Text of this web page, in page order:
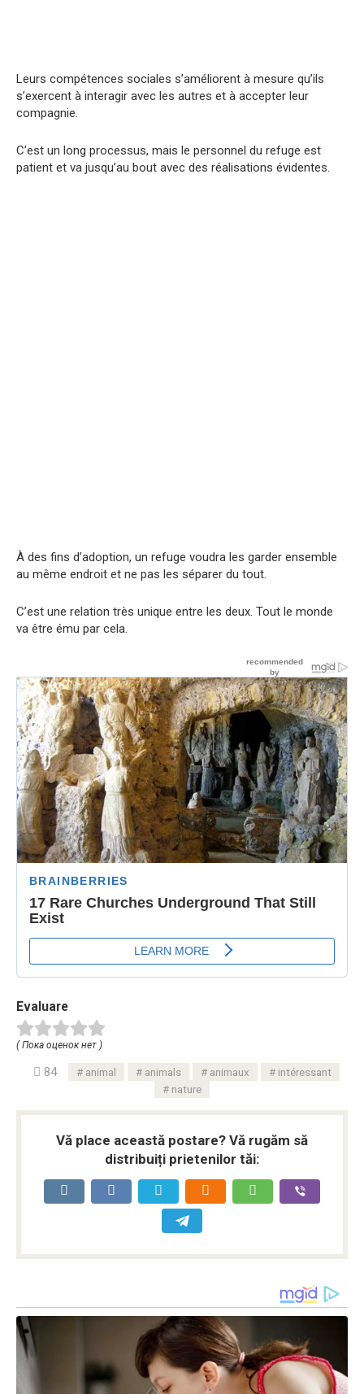
Leurs compétences sociales s’améliorent à mesure qu’ils
s’exercent à interagir avec les autres et à accepter leur
compagnie.
C’est un long processus, mais le personnel du refuge est
patient et va jusqu’au bout avec des réalisations évidentes.
À des fins d’adoption, un refuge voudra les garder ensemble
au même endroit et ne pas les séparer du tout.
C’est une relation très unique entre les deux. Tout le monde
va être ému par cela.
Evaluare
( Пока оценок нет )
84 animal animals animaux
intéressant
nature
Vă place această postare? Vă rugăm să
distribuiți prietenilor tăi: